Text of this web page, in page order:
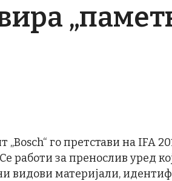
го претстави на IFA
работи за пренослив уред
видови материјали,